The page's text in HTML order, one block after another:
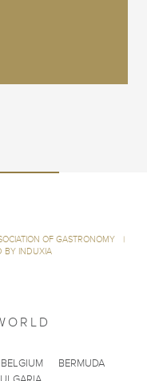
OF GASTRONOMY
|
BY INDUXIA
BELGIUM
BERMUDA